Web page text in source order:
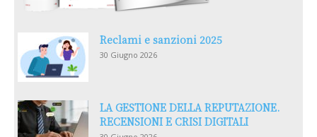
Reclami e sanzioni 2025
30 Giugno 2026
LA GESTIONE DELLA REPUTAZIONE.
RECENSIONI E CRISI DIGITALI